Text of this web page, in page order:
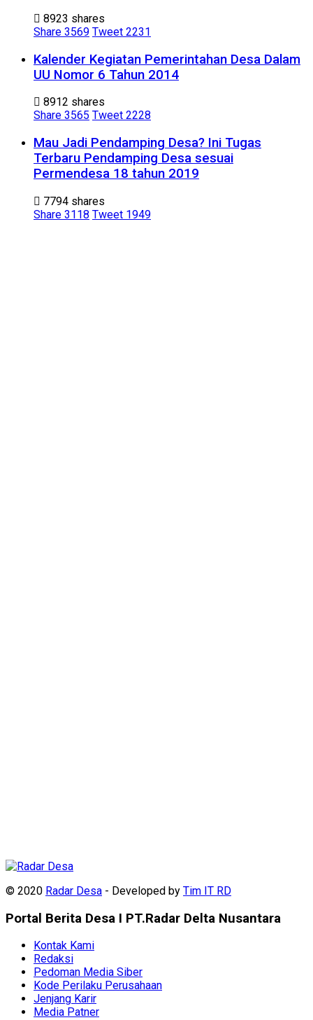
8923 shares
Share 3569 Tweet 2231
Kalender Kegiatan Pemerintahan Desa Dalam
UU Nomor 6 Tahun 2014
8912 shares
Share 3565 Tweet 2228
Mau Jadi Pendamping Desa? Ini Tugas
Terbaru Pendamping Desa sesuai
Permendesa 18 tahun 2019
7794 shares
Share 3118 Tweet 1949
© 2020 Radar Desa - Developed by Tim IT RD
Portal Berita Desa I PT.Radar Delta Nusantara
Kontak Kami
Redaksi
Pedoman Media Siber
Kode Perilaku Perusahaan
Jenjang Karir
Media Patner